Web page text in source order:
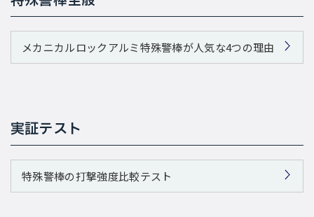
メカニカルロックアルミ特殊警棒が人気な4つの理由
実証テスト
特殊警棒の打撃強度比較テスト